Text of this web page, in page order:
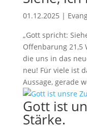
01.12.2025 |
„Gott spricht:
Offenbarung 21,5
die uns in das
neu! Für viele ist
Aussage, gerade
Gott ist
Stärke.